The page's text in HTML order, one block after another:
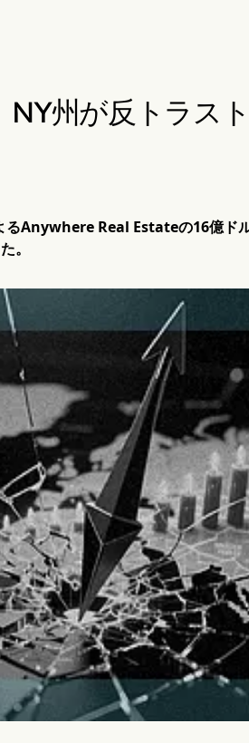
NY州が反トラス
Anywhere Real Estateの16億ド
。